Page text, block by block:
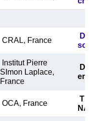
CRAL, France
Do
Institut Pierre
SImon Laplace,
France
De
OCA, France
T